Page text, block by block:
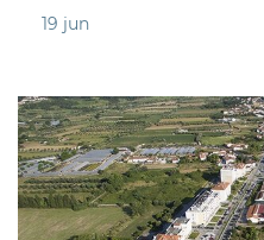
19 jun